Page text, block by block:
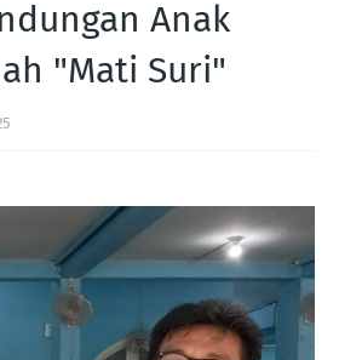
Anak
"Mati Suri"